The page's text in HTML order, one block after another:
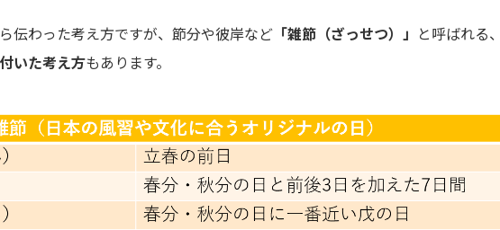
伝わった考え方ですが、節分や彼岸など 「雑節（ざっせつ）」 と呼ばれる、
いた考え方もあります。